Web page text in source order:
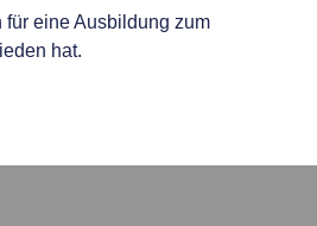
für eine Ausbildung zum
hat.